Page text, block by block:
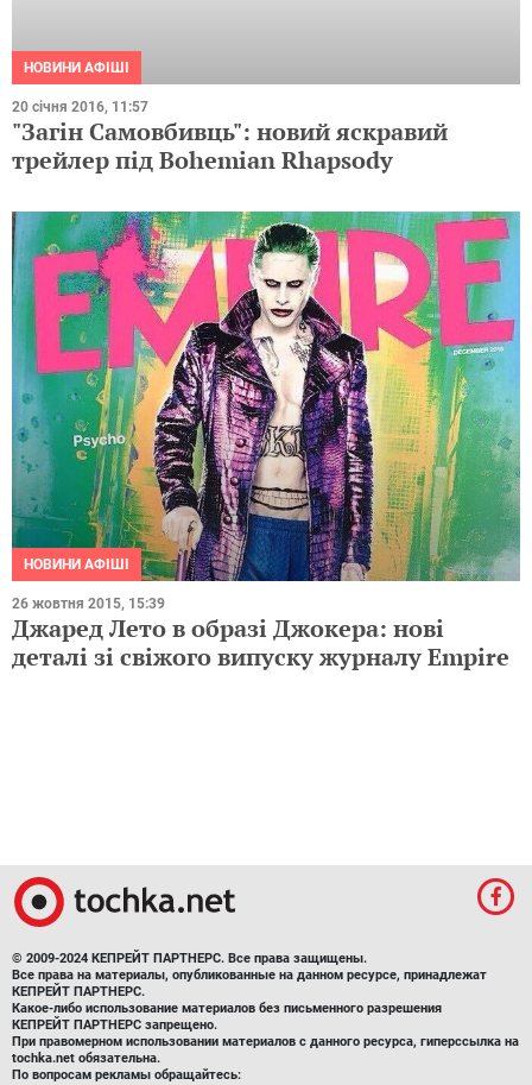
НОВИНИ АФІШІ
"Загін Самовбивць": новий яскравий
трейлер під Bohemian Rhapsody
НОВИНИ АФІШІ
Джаред Лето в образі Джокера: нові
деталі зі свіжого випуску журналу Empire
© 2009-2024 КЕПРЕЙТ ПАРТНЕРС. Все права защищены.
Все права на материалы, опубликованные на данном ресурсе, принадлежат
КЕПРЕЙТ ПАРТНЕРС.
Какое-либо использование материалов без письменного разрешения
КЕПРЕЙТ ПАРТНЕРС запрещено.
При правомерном использовании материалов с данного ресурса, гиперссылка на
tochka.net обязательна.
По вопросам рекламы обращайтесь:
Отдел по работе с прямыми клиентами: